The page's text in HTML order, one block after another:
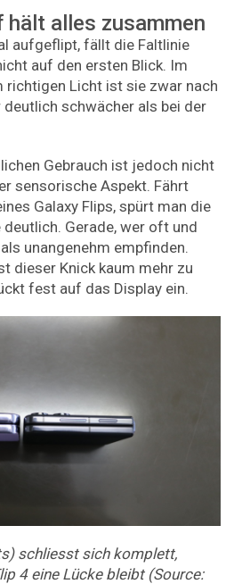
hält alles zusammen
aufgeflipt, fällt die Faltlinie
auf den ersten Blick. Im
richtigen Licht ist sie zwar nach
deutlich schwächer als bei der
Gebrauch ist jedoch nicht
sensorische Aspekt. Fährt
Galaxy Flips, spürt man die
Gerade, wer oft und
unangenehm empfinden.
dieser Knick kaum mehr zu
fest auf das Display ein.
schliesst sich komplett,
4 eine Lücke bleibt (Source: